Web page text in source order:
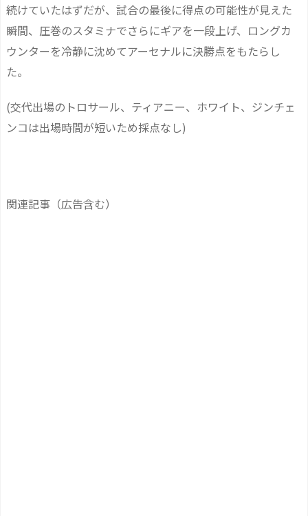
続けていたはずだが、試合の最後に得点の可能性が見えた
瞬間、圧巻のスタミナでさらにギアを一段上げ、ロングカ
ウンターを冷静に沈めてアーセナルに決勝点をもたらし
た。
(交代出場のトロサール、ティアニー、ホワイト、ジンチェ
ンコは出場時間が短いため採点なし)
関連記事（広告含む）